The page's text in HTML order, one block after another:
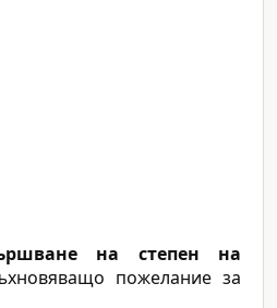
на степен на
пожелание за